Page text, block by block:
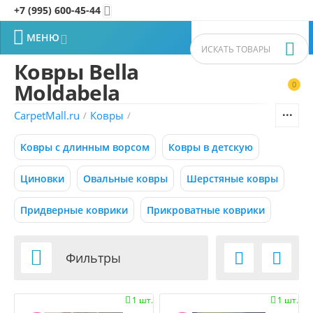
+7 (995) 600-45-44 
0


 МЕНЮ
Фильтры товаров
Р – Р
8000Р 180000
0.50x0.88
Ковры Bella
Moldabela
CarpetMall.ru / Ковры /
Ковры с длинным ворсом Ковры в детскую
Циновки Овальные ковры Шерстяные ковры
Придверные коврики Прикроватные коврики
 Фильтры  
1 шт.
 1 шт.
